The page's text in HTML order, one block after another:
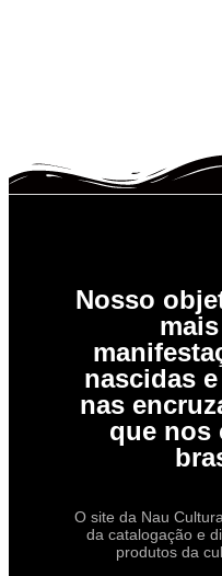
Nosso
nascidas
nas
que nos
O site da Nau
da catalogação e
produtos da